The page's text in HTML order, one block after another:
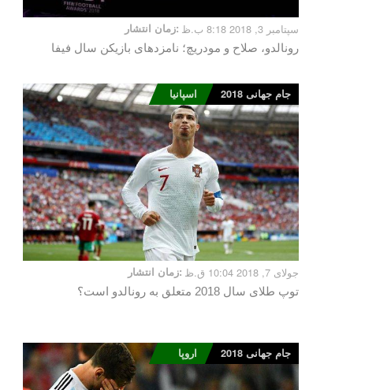
زمان انتشار: سپتامبر 3, 2018 8:18 ب.ظ
رونالدو، صلاح و مودریچ؛ نامزدهای بازیکن سال فیفا
جام جهانی 2018 اسپانیا
زمان انتشار: جولای 7, 2018 10:04 ق.ظ
توپ طلای سال 2018 متعلق به رونالدو است؟
جام جهانی 2018 اروپا